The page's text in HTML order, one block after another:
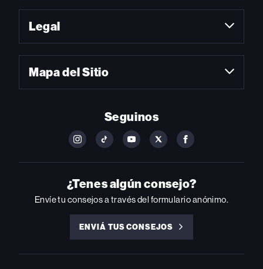
Legal
Mapa del Sitio
Seguinos
FOLLOW
ON
INSTAGRAM
FOLLOW
ON
YOUTUBE
FOLLOW
ON
YOUTUBE
FOLLOW
ON
FOLLOW
ON
FACEBOOK
¿Tenes algún consejo?
Envíe tu consejos a través del formulario anónimo.
ENVIÁ TUS CONSEJOS
ENVIÁ
CONSEJOS